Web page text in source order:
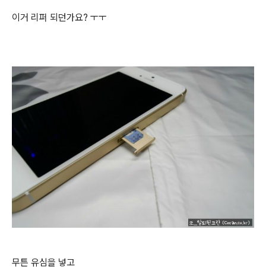
이거 리퍼 되던가요? ㅜㅜ
무튼 유심을 넣고